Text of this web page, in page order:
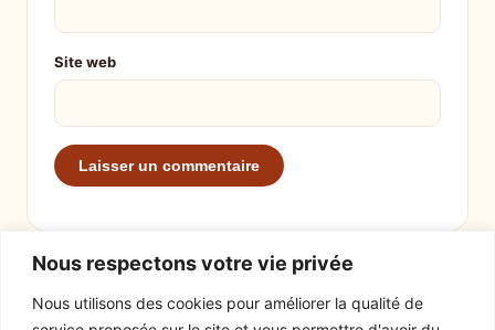
Nous respectons votre vie privée
Nous utilisons des cookies pour améliorer la qualité de
Site web